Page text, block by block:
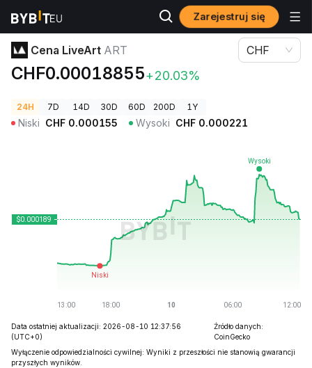
Zarejestruj się
Ceny kryptowalut Cena LiveArt ART
Cena LiveArt ART
CHF0.00018855+20.03%
CHF
24H 7D 14D 30D 60D 200D 1Y
Niski CHF 0.000155 Wysoki CHF 0.000221
Data ostatniej aktualizacji: 2026-08-10 12:37:56
(UTC+0)
Źródło danych:
CoinGecko
Wyłączenie odpowiedzialności cywilnej: Wyniki z przeszłości nie stanowią gwarancji
przyszłych wyników.